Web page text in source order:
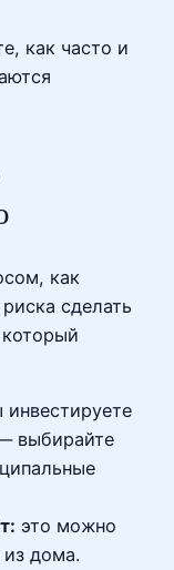
как часто и
как
сделать
инвестируете
выбирайте
это можно
дома.